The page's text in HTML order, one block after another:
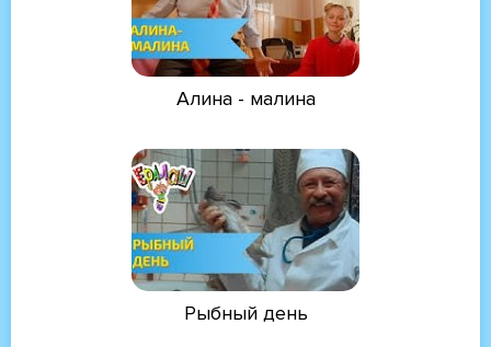
Алина - малина
Рыбный день